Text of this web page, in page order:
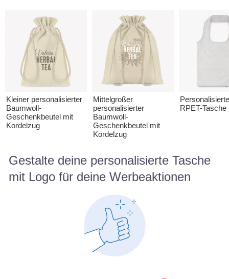
Kleiner personalisierter
Baumwoll-
Geschenkbeutel mit
Kordelzug
Mittelgroßer
personalisierter
Baumwoll-
Geschenkbeutel mit
Kordelzug
RPET-Tasche
Gestalte deine personalisierte Tasche
mit Logo für deine Werbeaktionen